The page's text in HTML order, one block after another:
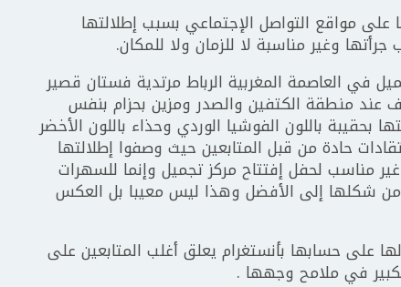
على مواقع التواصل الإجتماعي بسبب إطلالتها
وغير مناسبة لا للزمان ولا للمكان.
في العاصمة المغربية الرباط مرتدية فستان قصير
منطقة الكتفين والصدر ومزين بحزام بنفس
باللون الفوشيا الوردي وحذاء باللون الأخضر
حادة من قبل المتابعين حيث وصفوا إطلالتها
مناسب لحفل إفتتاح مركز تجميل وإنما للسهرات
من شكلها إلى الأفضل وهذا ليس معيبا بل العكس
على حسابها بأنستغرام يعلق أغلب المتابعين على
في ملامح وجهها .